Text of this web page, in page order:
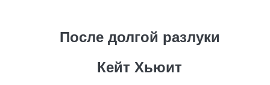
После долгой разлуки
Кейт Хьюит